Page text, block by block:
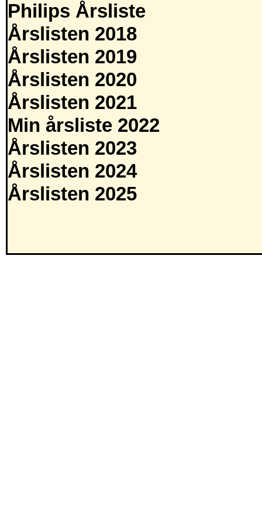
Philips Årsliste
Årslisten 2018
Årslisten 2019
Årslisten 2020
Årslisten 2021
Min årsliste 2022
Årslisten 2023
Årslisten 2024
Årslisten 2025